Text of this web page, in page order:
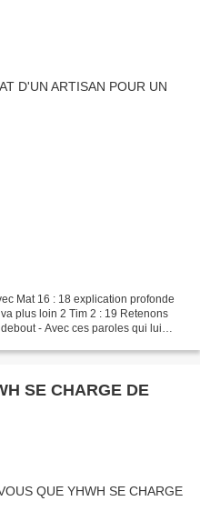
Mat 16 : 18 explication profonde
plus loin 2 Tim 2 : 19 Retenons
- Avec ces paroles qui lui
SE CHARGE DE